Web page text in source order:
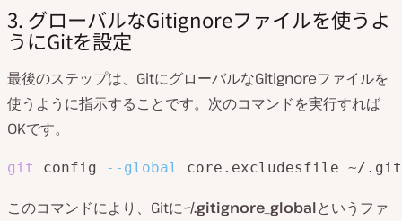
3. グローバルなGitignoreファイルを使うよ
うにGitを設定
最後のステップは、GitにグローバルなGitignoreファイルを
使うように指示することです。次のコマンドを実行すれば
OKです。
git config --global core.excludesfile ~/
このコマンドにより、Gitに~/.gitignore_globalというファ